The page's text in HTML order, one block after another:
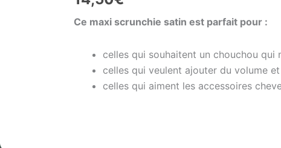
Ce maxi scrunchie satin est parfait pour :
celles qui souhaitent un chouchou qui
celles qui veulent ajouter du volume
celles qui aiment les accessoires